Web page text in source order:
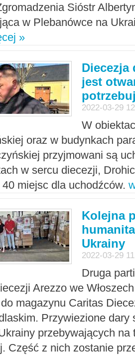
Sióstr
w Plebanówce na
»
Diecezja
jest
2022-03-29
W
oraz w budynkach
przyjmowani są
w sercu diecezji,
miejsc dla uchodźców.
Kolejna
Ukrainy
2022-03-29
Druga
Arezzo we
do magazynu Caritas
Przywiezione dary
przebywających na
Część z nich zostanie